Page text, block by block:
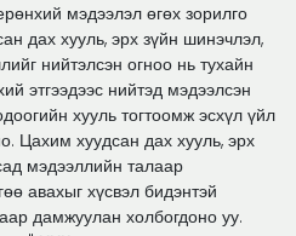
мэдээлэл өгөх зорилго
дах хууль, эрх зүйн шинэчлэл,
нийтэлсэн огноо нь тухайн
этгээдээс нийтэд мэдээлсэн
хууль тогтоомж эсхүл үйл
Цахим хуудсан дах хууль, эрх
мэдээллийн талаар
авахыг хүсвэл бидэнтэй
дамжуулан холбогдоно уу.